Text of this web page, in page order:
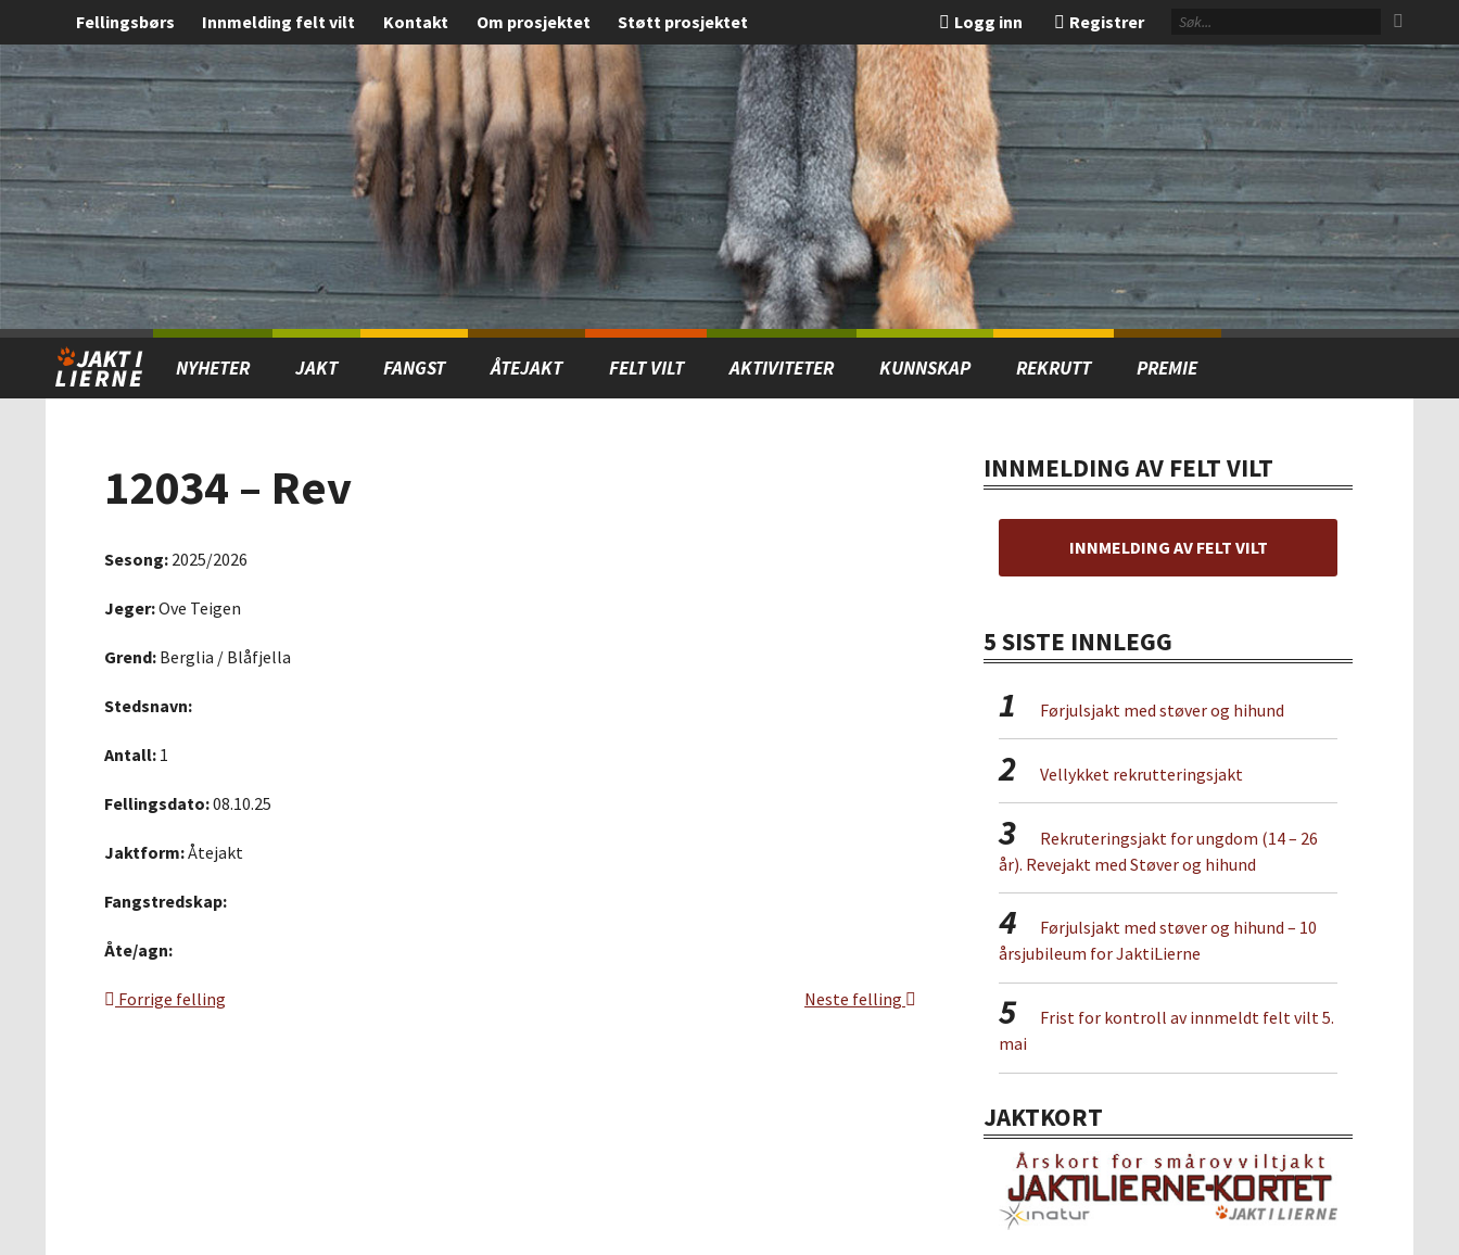
Gå
til
innholdet
Forstørre
skrift
Fellingsbørs Innmelding felt vilt Kontakt Om prosjektet Støtt prosjektet Registrer
Logg inn
NYHETER JAKT FANGST ÅTEJAKT FELT VILT AKTIVITETER KUNNSKAP REKRUTT PREMIE
12034 – Rev
Sesong: 2025/2026
Jeger:Ove Teigen
Grend: Berglia / Blåfjella
Stedsnavn:
Antall: 1
Fellingsdato:08.10.25
Jaktform:Åtejakt
Fangstredskap:
Åte/agn:
Forrige felling Neste felling
INNMELDING AV FELT VILT
INNMELDING AV FELT VILT
5 SISTE INNLEGG
1 Førjulsjakt med støver og hihund
2 Vellykket rekrutteringsjakt
3
Rekruteringsjakt for ungdom (14 – 26
år). Revejakt med Støver og hihund
4
Førjulsjakt med støver og hihund – 10
årsjubileum for JaktiLierne
5
Frist for kontroll av innmeldt felt vilt 5.
mai
JAKTKORT